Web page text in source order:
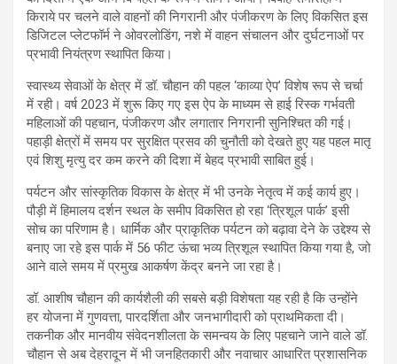
किराये पर चलने वाले वाहनों की निगरानी और पंजीकरण के लिए विकसित इस
डिजिटल प्लेटफॉर्म ने ओवरलोडिंग, नशे में वाहन संचालन और दुर्घटनाओं पर
प्रभावी नियंत्रण स्थापित किया।
स्वास्थ्य सेवाओं के क्षेत्र में डॉ. चौहान की पहल ‘काव्या ऐप’ विशेष रूप से चर्चा
में रही। वर्ष 2023 में शुरू किए गए इस ऐप के माध्यम से हाई रिस्क गर्भवती
महिलाओं की पहचान, पंजीकरण और लगातार निगरानी सुनिश्चित की गई।
पहाड़ी क्षेत्रों में समय पर सुरक्षित प्रसव की चुनौती को देखते हुए यह पहल मातृ
एवं शिशु मृत्यु दर कम करने की दिशा में बेहद प्रभावी साबित हुई।
पर्यटन और सांस्कृतिक विकास के क्षेत्र में भी उनके नेतृत्व में कई कार्य हुए।
पौड़ी में हिमालय दर्शन स्थल के समीप विकसित हो रहा ‘त्रिशूल पार्क’ इसी
सोच का परिणाम है। धार्मिक और प्राकृतिक पर्यटन को बढ़ावा देने के उद्देश्य से
बनाए जा रहे इस पार्क में 56 फीट ऊंचा भव्य त्रिशूल स्थापित किया गया है, जो
आने वाले समय में प्रमुख आकर्षण केंद्र बनने जा रहा है।
डॉ. आशीष चौहान की कार्यशैली की सबसे बड़ी विशेषता यह रही है कि उन्होंने
हर योजना में गुणवत्ता, पारदर्शिता और जनभागीदारी को प्राथमिकता दी।
तकनीक और मानवीय संवेदनशीलता के समन्वय के लिए पहचाने जाने वाले डॉ.
चौहान से अब देहरादून में भी जनहितकारी और नवाचार आधारित प्रशासनिक